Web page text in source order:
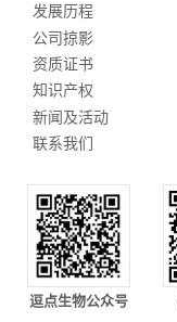
发展历程
公司掠影
资质证书
知识产权
新闻及活动
联系我们
逗点生物公众号